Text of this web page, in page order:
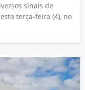
sinais de
terça-feira (4), no